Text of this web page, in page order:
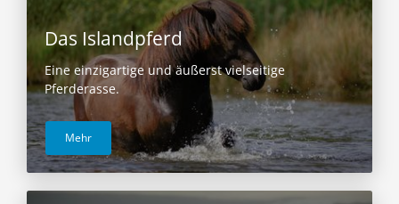
Das Islandpferd
Eine einzigartige und äußerst vielseitige
Pferderasse.
Mehr